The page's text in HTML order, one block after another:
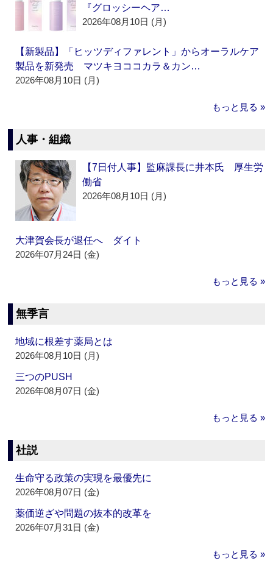
『グロッシーヘア…
2026年08月10日 (月)
【新製品】「ヒッツディファレント」からオーラルケア
製品を新発売 マツキヨココカラ＆カン…
2026年08月10日 (月)
もっと見る »
人事・組織
【7日付人事】監麻課長に井本氏 厚生労
働省
2026年08月10日 (月)
大津賀会長が退任へ ダイト
2026年07月24日 (金)
もっと見る »
無季言
地域に根差す薬局とは
2026年08月10日 (月)
三つのPUSH
2026年08月07日 (金)
もっと見る »
社説
生命守る政策の実現を最優先に
2026年08月07日 (金)
薬価逆ざや問題の抜本的改革を
2026年07月31日 (金)
もっと見る »